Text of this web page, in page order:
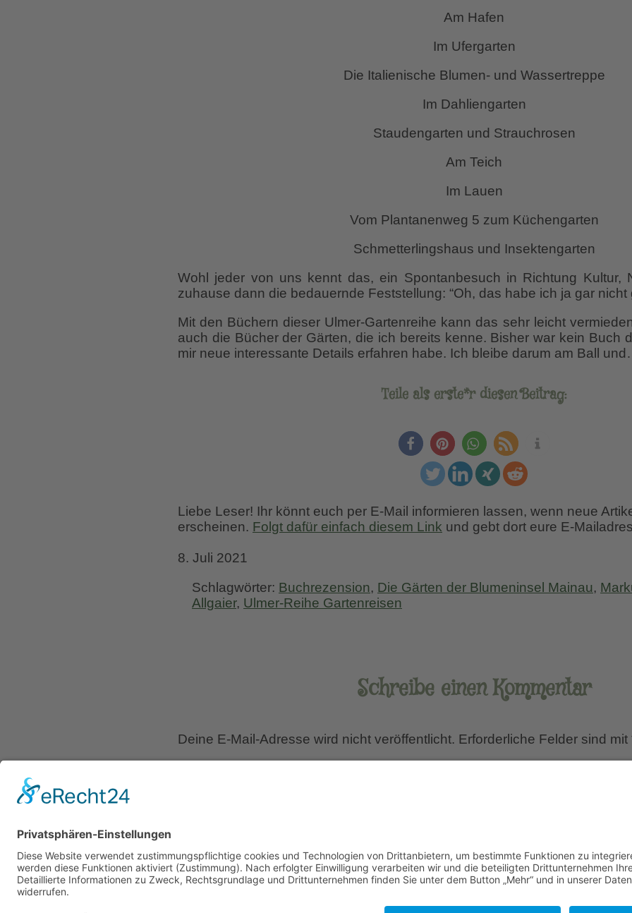
Am Hafen
Im Ufergarten
Die Italienische Blumen- und Wassertreppe
Im Dahliengarten
Staudengarten und Strauchrosen
Am Teich
Im Lauen
Vom Plantanenweg 5 zum Küchengarten
Schmetterlingshaus und Insektengarten
Wohl jeder von uns kennt das, ein Spontanbesuch in Richtung Kultur,
zuhause dann die bedauernde Feststellung: “Oh, das habe ich ja gar nicht
Mit den Büchern dieser Ulmer-Gartenreihe kann das sehr leicht
auch die Bücher der Gärten, die ich bereits kenne. Bisher war kein Buch
mir neue interessante Details erfahren habe. Ich bleibe darum am Ball
Teile als erste*r diesen Beitrag:
Liebe Leser! Ihr könnt euch per E-Mail informieren lassen, wenn neue
erscheinen. Folgt dafür einfach diesem Link und gebt dort eure E-
8. Juli 2021
Schlagwörter: Buchrezension, Die Gärten der Blumeninsel Mainau,
Allgaier, Ulmer-Reihe Gartenreisen
Schreibe einen Kommentar
Deine E-Mail-Adresse wird nicht veröffentlicht. Erforderliche Felder sind mit
Website